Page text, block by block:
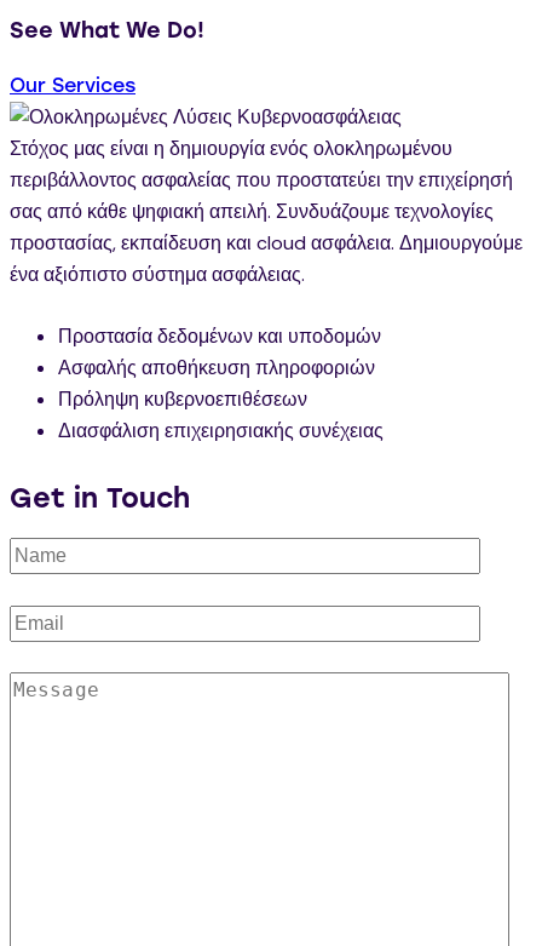
See What We Do!
Our Services
Στόχος μας είναι η δημιουργία ενός ολοκληρωμένου
περιβάλλοντος ασφαλείας που προστατεύει την επιχείρησή
σας από κάθε ψηφιακή απειλή. Συνδυάζουμε τεχνολογίες
προστασίας, εκπαίδευση και cloud ασφάλεια. Δημιουργούμε
ένα αξιόπιστο σύστημα ασφάλειας.
Προστασία δεδομένων και υποδομών
Ασφαλής αποθήκευση πληροφοριών
Πρόληψη κυβερνοεπιθέσεων
Διασφάλιση επιχειρησιακής συνέχειας
Get in Touch